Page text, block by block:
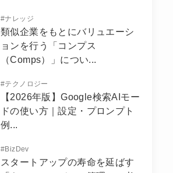
#ナレッジ
類似企業をもとにバリュエーシ
ョンを行う「コンプス
（Comps）」につい...
#テクノロジー
【2026年版】Google検索AIモー
ドの使い方｜設定・プロンプト
例...
#BizDev
スタートアップの寿命を延ばす